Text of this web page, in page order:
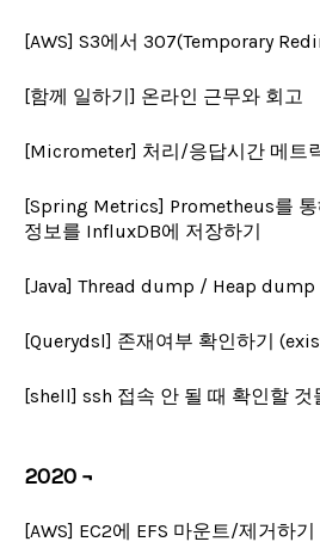
[AWS] S3에서 307(Temporary
[함께 일하기] 온라인 근무와 회고
[Micrometer] 처리/응답시간 메트
[Spring Metrics] Prometheus를
정보를 InfluxDB에 저장하기
[Java] Thread dump / Heap dump
[Querydsl] 존재여부 확인하기
[shell] ssh 접속 안 될 때 확인할 것
2020 ¬
[AWS] EC2에 EFS 마운트/제거하기